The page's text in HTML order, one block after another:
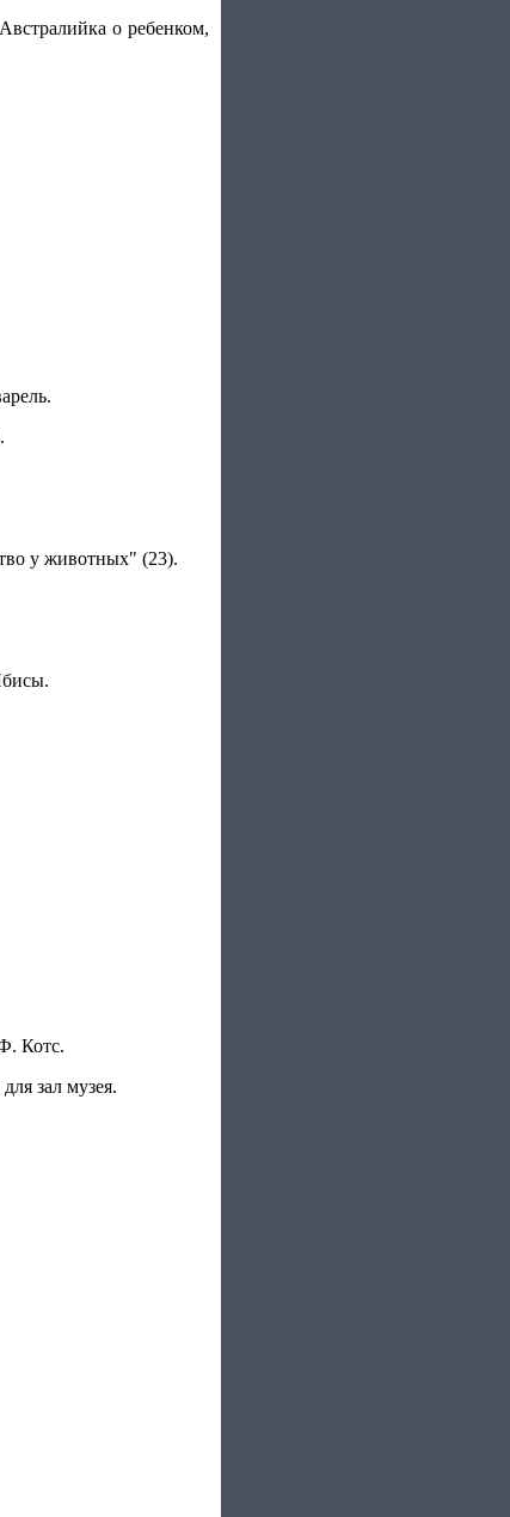
о ребенком,
у животных" (23).
Котс.
зал музея.